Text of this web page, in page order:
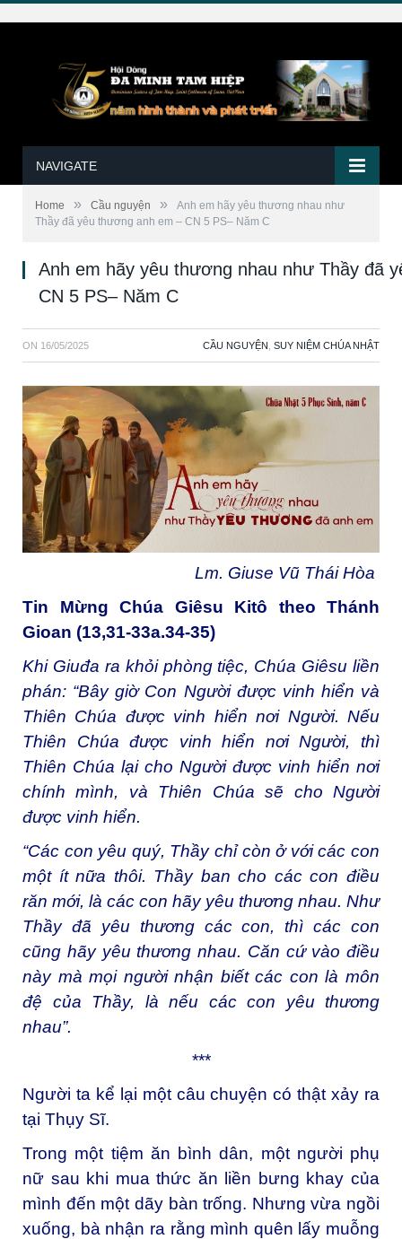
NAVIGATE
Home » Cầu nguyện »
Anh em hãy yêu thương nhau như
Thầy đã yêu thương anh em – CN 5 PS– Năm C
Anh em hãy yêu thương nhau như Thầy đã
CN 5 PS– Năm C
ON 16/05/2025 CẦU NGUYỆN SUY NIỆM CHÚA NHẬT
Lm. Giuse Vũ Thái Hòa
Tin Mừng Chúa Giêsu Kitô theo Thánh
Gioan (13,31-33a.34-35)
Khi Giuđa ra khỏi phòng tiệc, Chúa Giêsu liền
phán: “Bây giờ Con Người được vinh hiển và
Thiên Chúa được vinh hiển nơi Người. Nếu
Thiên Chúa được vinh hiển nơi Người, thì
Thiên Chúa lại cho Người được vinh hiển nơi
chính mình, và Thiên Chúa sẽ cho Người
được vinh hiển.
“Các con yêu quý, Thầy chỉ còn ở với các con
một ít nữa thôi. Thầy ban cho các con điều
răn mới, là các con hãy yêu thương nhau. Như
Thầy đã yêu thương các con, thì các con
cũng hãy yêu thương nhau. Căn cứ vào điều
này mà mọi người nhận biết các con là môn
đệ của Thầy, là nếu các con yêu thương
nhau”.
***
Người ta kể lại một câu chuyện có thật xảy ra
tại Thụy Sĩ.
Trong một tiệm ăn bình dân, một người phụ
nữ sau khi mua thức ăn liền bưng khay của
mình đến một dãy bàn trống. Nhưng vừa ngồi
xuống, bà nhận ra rằng mình quên lấy muỗng